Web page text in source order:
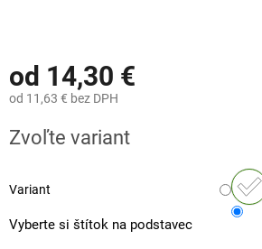
od 14,30 €
od 11,63 € bez DPH
cena:
Zvoľte variant
Variant
Vyberte si štítok na podstavec